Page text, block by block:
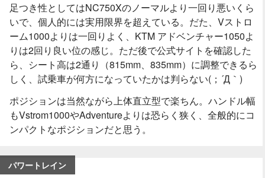
足つき性としてはNC750Xのノーマルより一回り悪いくら
いで、個人的には実用限界を超えている。だた、Vストロ
ーム1000よりは一回りよく、KTM アドベンチャー1050よ
りは2回り良い位の感じ。ただ後で公式サイトを確認した
ら、シート高は2通り（815mm、835mm）に調整できるら
しく、試乗車が何方になっていたかは判らない(；´Д｀)
ポジションは当然ながら上体直立型で楽ちん。ハンドル幅
もVstrom1000やAdventureよりは恐らく狭く、全般的にコ
ンパクトなポジションだと思う。
パワートレイン